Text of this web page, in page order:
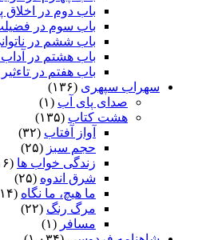
باب دوم در اخلاق
باب سوم در
باب ششم در
باب هشتم در
باب هفتم در
سهراب سپهری (۱۳۶)
صدای پای آب (۱)
هشت کتاب (۱۳۵)
آواز آفتاب (۳۲)
حجم سبز (۲۵)
زندگی خواب ها (۱۶)
شرق اندوه (۲۵)
ما هیچ، ما نگاه (۱۴)
مرگ رنگ (۲۲)
مسافر (۱)